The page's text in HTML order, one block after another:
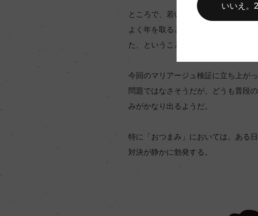
ところで、若いころとくらべると味
よく年を取ると「あっさりしたもの
た、ということも考えられる。
今回のマリアージュ検証に立ち上が
問題ではなさそうだが、どうも普段
みがかなり出るようだ。
特に「おつまみ」においては。ある
対決が静かに勃発する。
いいえ。